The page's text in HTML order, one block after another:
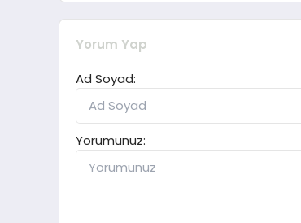
Yorum Yap
Ad Soyad:
Yorumunuz: